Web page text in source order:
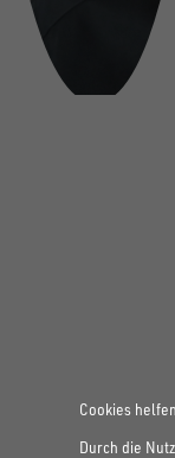
Cookies
Durch die